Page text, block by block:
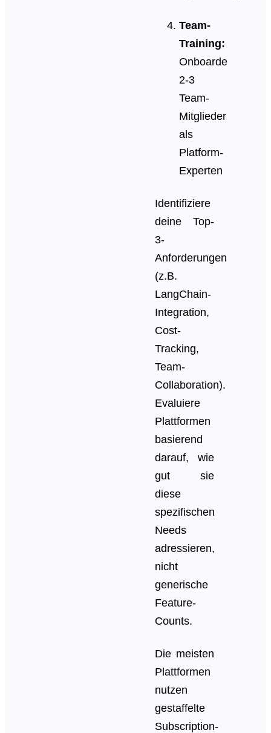
Team-
Training:
Onboarde
2-3
Team-
Mitglieder
als
Platform-
Experten
Identifiziere
deine Top-
3-
Anforderungen
(z.B.
LangChain-
Integration,
Cost-
Tracking,
Team-
Collaboration).
Evaluiere
Plattformen
basierend
darauf, wie
gut sie
diese
spezifischen
Needs
adressieren,
nicht
generische
Feature-
Counts.
Die meisten
Plattformen
nutzen
gestaffelte
Subscription-